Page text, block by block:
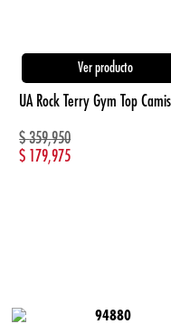
Ver producto
$359,950
$ 179,975